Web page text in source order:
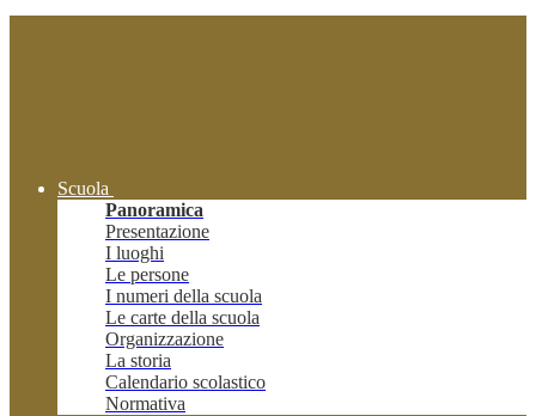
Scuola
Panoramica
Presentazione
I luoghi
Le persone
I numeri della scuola
Le carte della scuola
Organizzazione
La storia
Calendario scolastico
Normativa